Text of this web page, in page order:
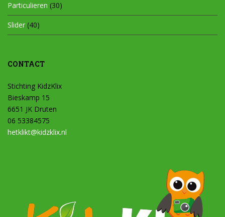
Particulieren (30)
Slider (40)
CONTACT
Stichting KidzKlix
Bieskamp 15
6651 JK Druten
06 53384575
hetklikt@kidzklix.nl